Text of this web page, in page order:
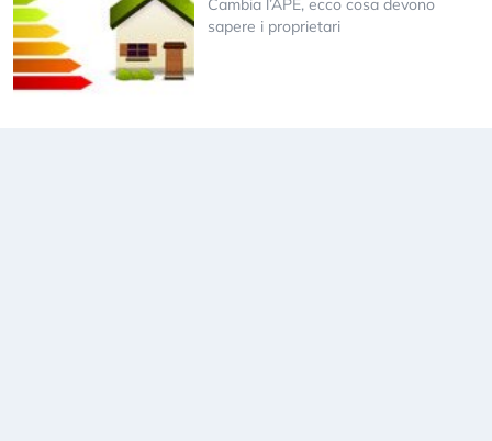
Cambia l’APE, ecco cosa devono
sapere i proprietari